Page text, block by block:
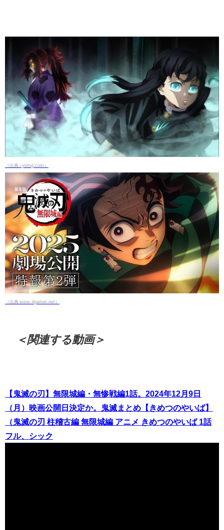
（出典 i.ytimg.com）
（出典 www.4gamer.net）
＜関連する動画＞
【鬼滅の刃】無限城編・無惨戦編1話。2024年12月9日
（月）映画公開日決定か。鬼滅まとめ【きめつのやいば】
（鬼滅の刃 柱稽古編 無限城編 アニメ きめつのやいば 1話
フル、シック